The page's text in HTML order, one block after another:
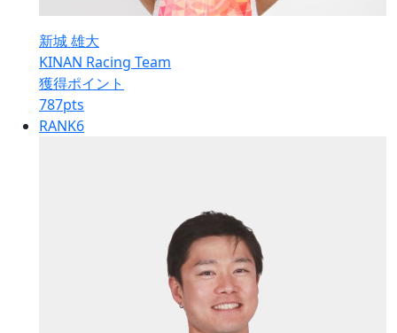
新城 雄大
KINAN Racing Team
獲得ポイント
787pts
RANK6